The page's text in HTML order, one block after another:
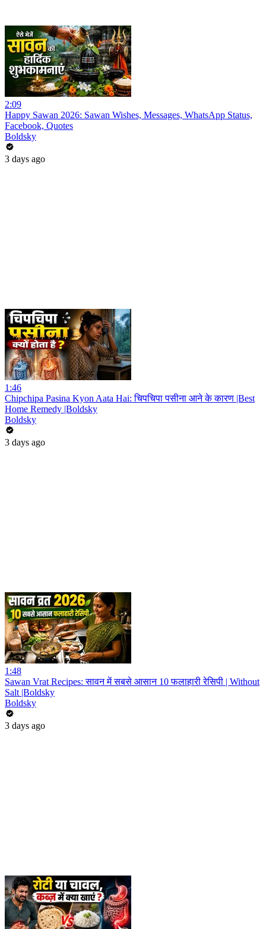
2:09
Happy Sawan 2026: Sawan Wishes, Messages, WhatsApp Status,
Facebook, Quotes
Boldsky
3 days ago
1:46
Chipchipa Pasina Kyon Aata Hai: चिपचिपा पसीना आने के कारण |Best
Home Remedy |Boldsky
Boldsky
3 days ago
1:48
Sawan Vrat Recipes: सावन में सबसे आसान 10 फलाहारी रेसिपी | Without
Salt |Boldsky
Boldsky
3 days ago